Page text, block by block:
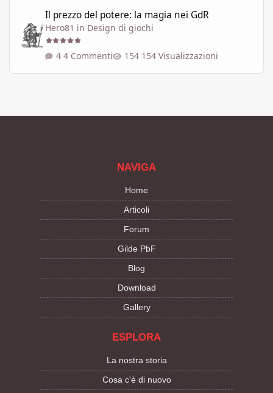
Il prezzo del potere: la magia nei GdR
Hero81 in Design di giochi
4 Commenti 154 Visualizzazioni
NAVIGA
Home
Articoli
Forum
Gilde PbF
Blog
Download
Gallery
ESPLORA
La nostra storia
Cosa c'è di nuovo